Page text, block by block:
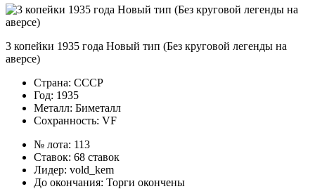
3 копейки 1935 года Новый тип (Без круговой легенды на
аверсе)
Страна: СССР
Год: 1935
Металл: Биметалл
Сохранность: VF
№ лота: 113
Ставок: 68 ставок
Лидер: vold_kem
До окончания: Торги окончены